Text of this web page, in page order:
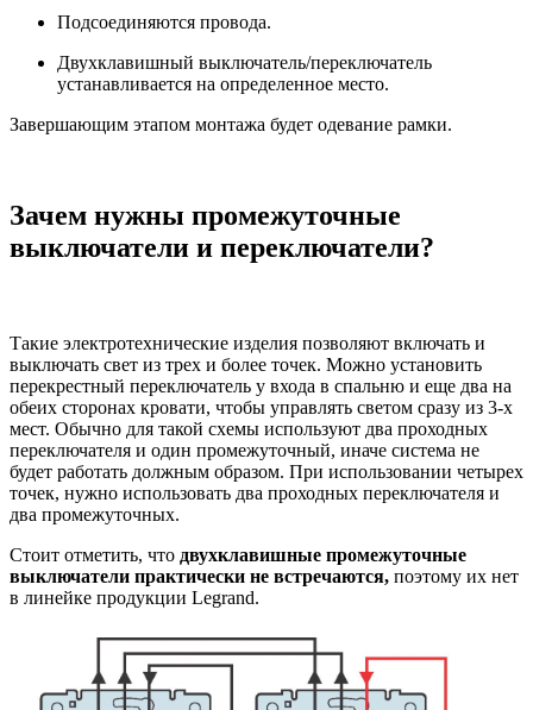
Подсоединяются провода.
Двухклавишный выключатель/переключатель
устанавливается на определенное место.
Завершающим этапом монтажа будет одевание рамки.
Зачем нужны промежуточные
выключатели и переключатели?
Такие электротехнические изделия позволяют включать и
выключать свет из трех и более точек. Можно установить
перекрестный переключатель у входа в спальню и еще два на
обеих сторонах кровати, чтобы управлять светом сразу из 3-х
мест. Обычно для такой схемы используют два проходных
переключателя и один промежуточный, иначе система не
будет работать должным образом. При использовании четырех
точек, нужно использовать два проходных переключателя и
два промежуточных.
Стоит отметить, что двухклавишные промежуточные
выключатели практически не встречаются, поэтому их нет
в линейке продукции Legrand.